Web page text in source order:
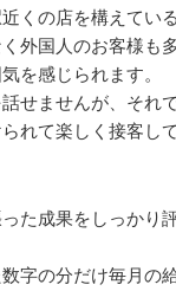
くの店を構えている
外国人のお客様も
を感じられます。
せませんが、それ
れて楽しく接客して
た成果をしっかり
字の分だけ毎月の